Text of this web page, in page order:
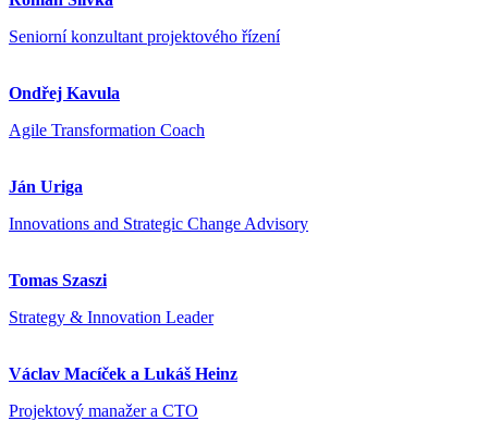
Seniorní konzultant projektového řízení
Ondřej Kavula
Agile Transformation Coach
Ján Uriga
Innovations and Strategic Change Advisory
Tomas Szaszi
Strategy & Innovation Leader
Václav Macíček a Lukáš Heinz
Projektový manažer a CTO